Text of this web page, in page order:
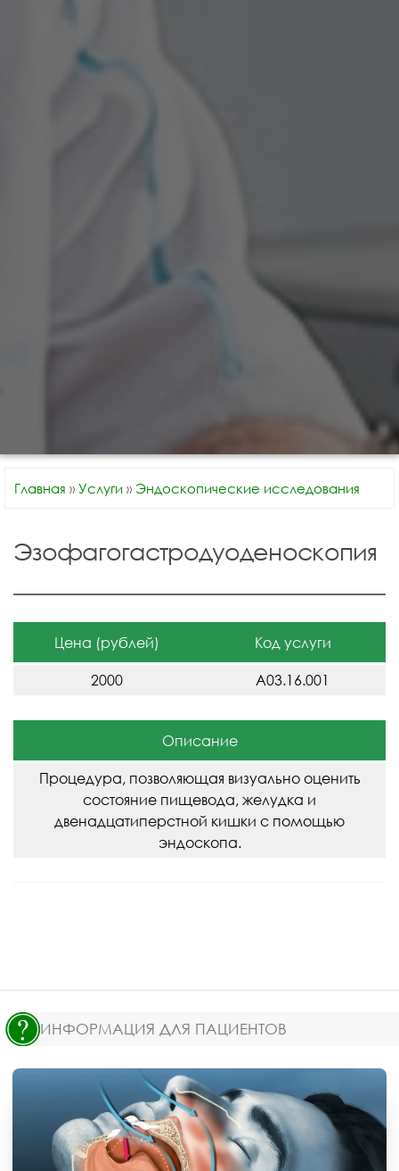
Главная » Услуги » Эндоскопические исследования
Эзофагогастродуоденоскопия
Цена (рублей) Код услуги
2000 A03.16.001
Описание
Процедура, позволяющая визуально оценить
состояние пищевода, желудка и
двенадцатиперстной кишки с помощью
эндоскопа.
ИНФОРМАЦИЯ ДЛЯ ПАЦИЕНТОВ